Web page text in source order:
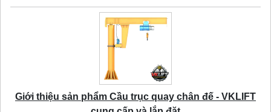
Giới thiệu sản phẩm Cầu trục quay chân đế - VKLIFT